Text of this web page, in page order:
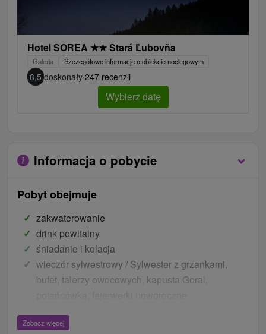
Hotel SOREA ★★Stará Ľubovňa
Galeria Szczegółowe informacje o obiekcie noclegowym
8,5 doskonały·247 recenzji
Wybierz datę
Informacja o pobycie
Pobyt obejmuje
zakwaterowanie
drink powitalny
śniadanie i kolacja
wieczór sylwestrowy / Sylwester z grzankami,
bufet, talerzy owocowych, kapusta Goral,
strzałki elektroniczne, tenis stołowy
Zobacz więcej